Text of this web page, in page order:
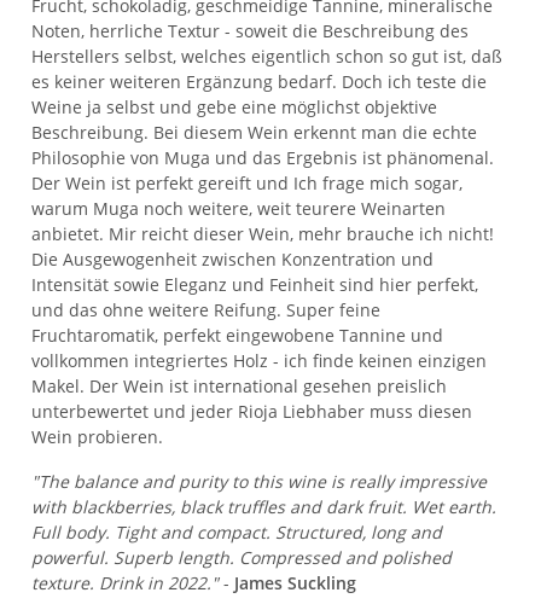
Frucht, schokoladig, geschmeidige Tannine, mineralische
Noten, herrliche Textur - soweit die Beschreibung des
Herstellers selbst, welches eigentlich schon so gut ist, daß
es keiner weiteren Ergänzung bedarf. Doch ich teste die
Weine ja selbst und gebe eine möglichst objektive
Beschreibung. Bei diesem Wein erkennt man die echte
Philosophie von Muga und das Ergebnis ist phänomenal.
Der Wein ist perfekt gereift und Ich frage mich sogar,
warum Muga noch weitere, weit teurere Weinarten
anbietet. Mir reicht dieser Wein, mehr brauche ich nicht!
Die Ausgewogenheit zwischen Konzentration und
Intensität sowie Eleganz und Feinheit sind hier perfekt,
und das ohne weitere Reifung. Super feine
Fruchtaromatik, perfekt eingewobene Tannine und
vollkommen integriertes Holz - ich finde keinen einzigen
Makel. Der Wein ist international gesehen preislich
unterbewertet und jeder Rioja Liebhaber muss diesen
Wein probieren.
"The balance and purity to this wine is really impressive
with blackberries, black truffles and dark fruit. Wet earth.
Full body. Tight and compact. Structured, long and
powerful. Superb length. Compressed and polished
texture. Drink in 2022."- James Suckling